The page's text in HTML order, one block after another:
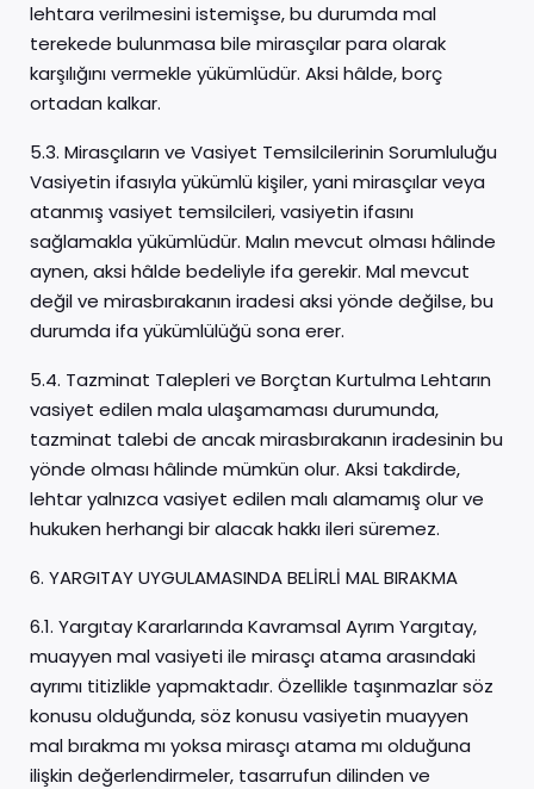
lehtara verilmesini istemişse, bu durumda mal
terekede bulunmasa bile mirasçılar para olarak
karşılığını vermekle yükümlüdür. Aksi hâlde, borç
ortadan kalkar.
5.3. Mirasçıların ve Vasiyet Temsilcilerinin Sorumluluğu
Vasiyetin ifasıyla yükümlü kişiler, yani mirasçılar veya
atanmış vasiyet temsilcileri, vasiyetin ifasını
sağlamakla yükümlüdür. Malın mevcut olması hâlinde
aynen, aksi hâlde bedeliyle ifa gerekir. Mal mevcut
değil ve mirasbırakanın iradesi aksi yönde değilse, bu
durumda ifa yükümlülüğü sona erer.
5.4. Tazminat Talepleri ve Borçtan Kurtulma Lehtarın
vasiyet edilen mala ulaşamaması durumunda,
tazminat talebi de ancak mirasbırakanın iradesinin bu
yönde olması hâlinde mümkün olur. Aksi takdirde,
lehtar yalnızca vasiyet edilen malı alamamış olur ve
hukuken herhangi bir alacak hakkı ileri süremez.
6. YARGITAY UYGULAMASINDA BELİRLİ MAL BIRAKMA
6.1. Yargıtay Kararlarında Kavramsal Ayrım Yargıtay,
muayyen mal vasiyeti ile mirasçı atama arasındaki
ayrımı titizlikle yapmaktadır. Özellikle taşınmazlar söz
konusu olduğunda, söz konusu vasiyetin muayyen
mal bırakma mı yoksa mirasçı atama mı olduğuna
ilişkin değerlendirmeler, tasarrufun dilinden ve